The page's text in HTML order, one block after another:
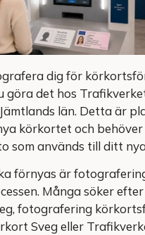
dig för
göra det hos
län. Detta är
körkortet och
som används till ditt
förnyas är
Många söker efter
fotografering
Sveg eller